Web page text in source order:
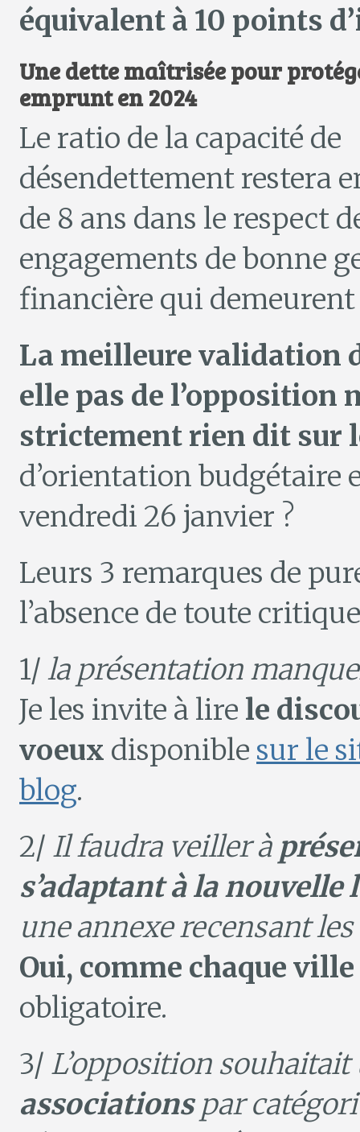
équivalent à 10 points
Une dette maîtrisée pour
emprunt en 2024
Le ratio de la capacité de
désendettement restera
de 8 ans dans le respect
engagements de bonne
financière qui
La meilleure validation
elle pas de l’opposition
strictement rien dit sur
d’orientation budgétaire
vendredi 26 janvier ?
Leurs 3 remarques de
l’absence de toute
1/ la présentation
Je les invite à lire le
voeux disponible sur le
blog.
2/ Il faudra veiller à
s’adaptant à la nouvelle
une annexe recensant
Oui, comme chaque ville
obligatoire.
3/ L’opposition
associationspar